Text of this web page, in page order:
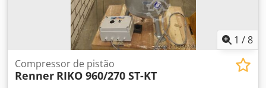
1 /8
Compressor de pistão
Renner RIKO 960/270 ST-KT